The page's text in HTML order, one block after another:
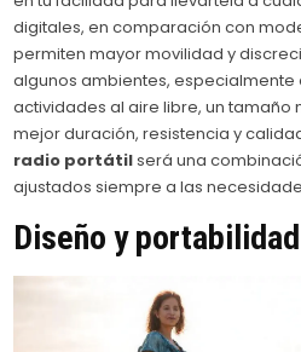
digitales, en comparación con
permiten mayor movilidad y
algunos ambientes, especialmente
actividades al aire libre, un
mejor duración, resistencia y
radio portátilserá una
ajustados siempre a las
Diseño y portabilidad